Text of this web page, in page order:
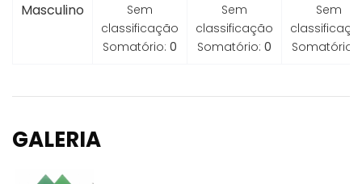
Masculino
Sem
classificação
Somatório: 0
Sem
classificação
Somatório: 0
Sem
Somatório:
GALERIA